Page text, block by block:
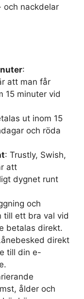
och nackdelar
:
att man får
15 minuter vid
ut inom 15
och röda
: Trustly, Swish,
att
dygnet runt
och
till ett bra val vid
betalas direkt.
direkt
till din e-
ålder och